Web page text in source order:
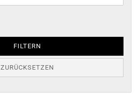
FILTERN
ZURÜCKSETZEN